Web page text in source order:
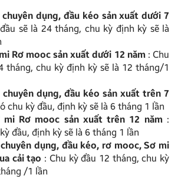
dụng, đầu kéo sản xuất dưới 7
sẽ là 24 tháng, chu kỳ định kỳ sẽ là
Rơ mooc sản xuất dưới 12 năm: Chu
tháng, chu kỳ định kỳ sẽ là 12 tháng/1
dụng, đầu kéo sản xuất trên 7
chu kỳ đầu, định kỳ sẽ là 6 tháng 1 lần
mi Rơ mooc sản xuất trên 12 năm:
đầu, định kỳ sẽ là 6 tháng 1 lần
dụng, đầu kéo, rơ mooc, Sơ mi
cải tạo : Chu kỳ đầu 12 tháng, chu kỳ
/1 lần